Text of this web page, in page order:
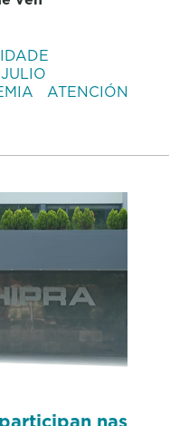
JULIO
ATENCIÓN